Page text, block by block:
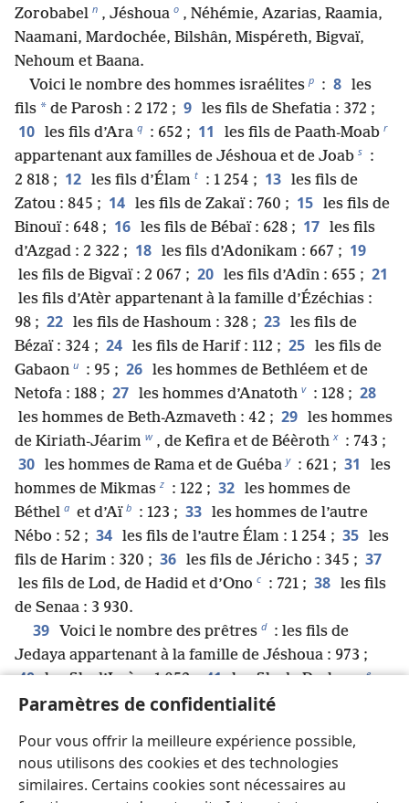
Paramètres de confidentialité
Pour vous offrir la meilleure expérience possible,
nous utilisons des cookies et des technologies
similaires. Certains cookies sont nécessaires au
Zorobabel n , Jéshoua o , Néhémie, Azarias, Raamia,
Naamani, Mardochée, Bilshân, Mispéreth, Bigvaï,
Nehoum et Baana.
Voici le nombre des hommes israélites p : 8 les
fils * de Parosh : 2 172 ; 9 les fils de Shefatia : 372 ;
10 les fils d’Ara q : 652 ; 11 les fils de Paath-Moab r
appartenant aux familles de Jéshoua et de Joab s :
2 818 ; 12 les fils d’Élam t : 1 254 ; 13 les fils de
Zatou : 845 ; 14 les fils de Zakaï : 760 ; 15 les fils de
Binouï : 648 ; 16 les fils de Bébaï : 628 ; 17 les fils
d’Azgad : 2 322 ; 18 les fils d’Adonikam : 667 ; 19
les fils de Bigvaï : 2 067 ; 20 les fils d’Adîn : 655 ; 21
les fils d’Atèr appartenant à la famille d’Ézéchias :
98 ; 22 les fils de Hashoum : 328 ; 23 les fils de
Bézaï : 324 ; 24 les fils de Harif : 112 ; 25 les fils de
Gabaon u : 95 ; 26 les hommes de Bethléem et de
Netofa : 188 ; 27 les hommes d’Anatoth v : 128 ; 28
les hommes de Beth-Azmaveth : 42 ; 29 les hommes
de Kiriath-Jéarim w , de Kefira et de Béèroth x : 743 ;
30 les hommes de Rama et de Guéba y : 621 ; 31
les
hommes de Mikmas z : 122 ; 32 les hommes de
Béthel a et d’Aï b : 123 ; 33 les hommes de l’autre
Nébo : 52 ; 34 les fils de l’autre Élam : 1 254 ; 35 les
fils de Harim : 320 ; 36 les fils de Jéricho : 345 ; 37
les fils de Lod, de Hadid et d’Ono c : 721 ; 38 les fils
de Senaa : 3 930.
39 Voici le nombre des prêtres d : les fils de
Jedaya appartenant à la famille de Jéshoua : 973 ;
40 les fils d’Imèr : 1 052 ; 41 les fils de Pashour e :
1 247 ; 42 les fils de Harim f : 1 017.
Jéshoua, de Kadmiel h , appartenant à la famille de
Hodva : 74.
44 Voici le nombre des chanteurs
fils d’Assaf
j : 148. 45 Voici le nombre des portiers